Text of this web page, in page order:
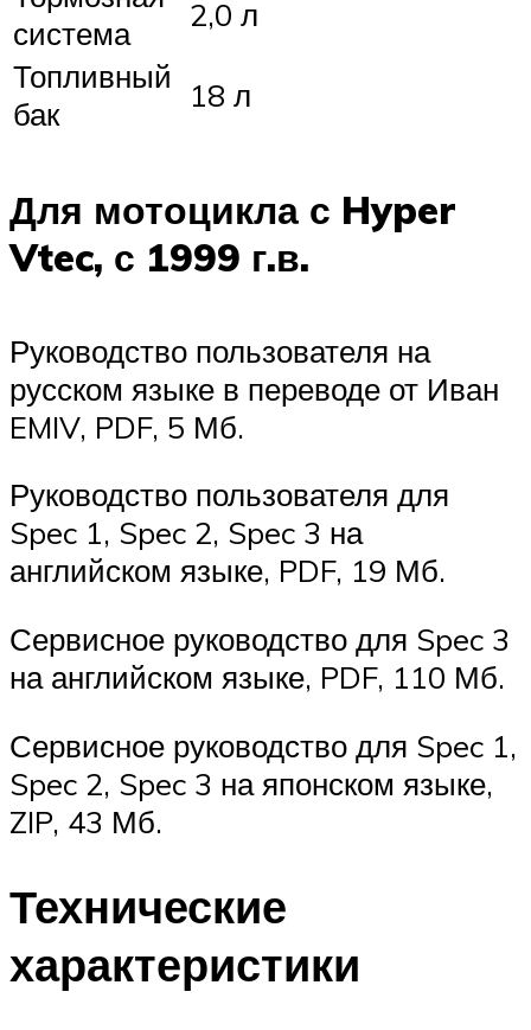
система
2,0 л
Топливный
бак
18 л
Для мотоцикла с Hyper
Vtec, с 1999 г.в.
Руководство пользователя на
русском языке в переводе от Иван
EMIV, PDF, 5 Мб.
Руководство пользователя для
Spec 1, Spec 2, Spec 3 на
английском языке, PDF, 19 Мб.
Сервисное руководство для Spec 3
на английском языке, PDF, 110 Мб.
Сервисное руководство для Spec 1,
Spec 2, Spec 3 на японском языке,
ZIP, 43 Мб.
Технические
характеристики